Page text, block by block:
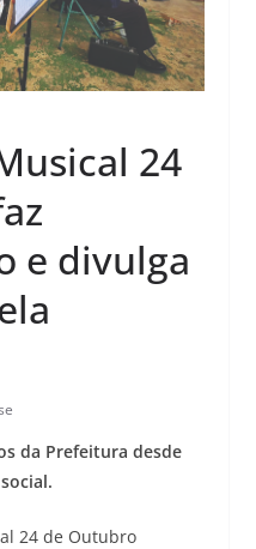
24
e divulga
da Prefeitura desde
24 de Outubro